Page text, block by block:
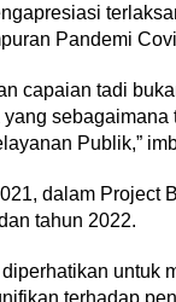
Pandemi
capaian tadi
Publik,”
dalam Project
tahun 2022.
untuk
terhadap